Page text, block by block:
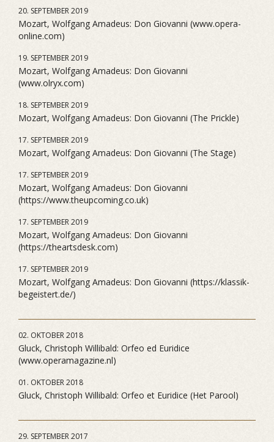
20. SEPTEMBER 2019
Mozart, Wolfgang Amadeus: Don Giovanni (www.opera-
online.com)
19. SEPTEMBER 2019
Mozart, Wolfgang Amadeus: Don Giovanni
(www.olryx.com)
18. SEPTEMBER 2019
Mozart, Wolfgang Amadeus: Don Giovanni (The Prickle)
17. SEPTEMBER 2019
Mozart, Wolfgang Amadeus: Don Giovanni (The Stage)
17. SEPTEMBER 2019
Mozart, Wolfgang Amadeus: Don Giovanni
(https://www.theupcoming.co.uk)
17. SEPTEMBER 2019
Mozart, Wolfgang Amadeus: Don Giovanni
(https://theartsdesk.com)
17. SEPTEMBER 2019
Mozart, Wolfgang Amadeus: Don Giovanni (https://klassik-
begeistert.de/)
02. OKTOBER 2018
Gluck, Christoph Willibald: Orfeo ed Euridice
(www.operamagazine.nl)
01. OKTOBER 2018
Gluck, Christoph Willibald: Orfeo et Euridice (Het Parool)
29. SEPTEMBER 2017